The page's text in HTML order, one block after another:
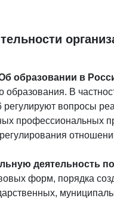
образовании в
В
регулируют вопросы
профессиональных
деятельность
форм, порядка